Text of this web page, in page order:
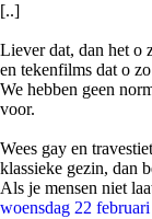
[..]
Liever dat, dan het o
en tekenfilms dat o
We hebben geen
voor.
Wees gay en
klassieke gezin, dan
Als je mensen niet
woensdag 22